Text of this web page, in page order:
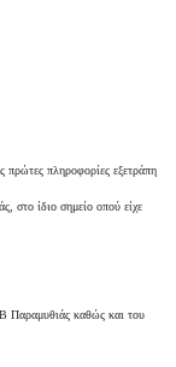
πρώτες πληροφορίες εξετράπη
στο ίδιο σημείο οπού είχε
Παραμυθιάς καθώς και του